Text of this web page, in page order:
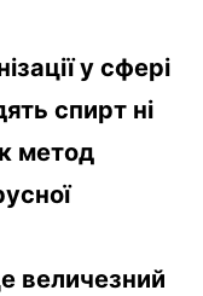
у сфері
спирт ні
метод
величезний